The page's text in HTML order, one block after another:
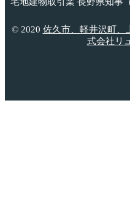
宅地建物取引業 長野県知事
© 2020 佐久市、軽井沢町、
式会社リ